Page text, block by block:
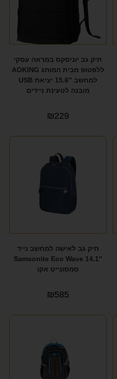
תיק גב יוניסקס במראה עסקי
ללפטופ מבית המותג AOKING
למחשב 15.6″ יציאת USB
מובנה לטעינת ניידים
₪229
תיק גב לאישה למחשב נייד
14.1″ Samsonite Eco Wave
סמסונייט אקו
₪585